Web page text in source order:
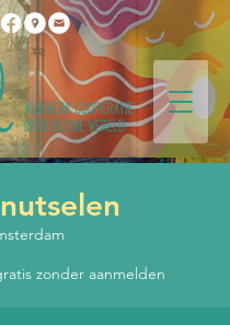
zonder aanmelden